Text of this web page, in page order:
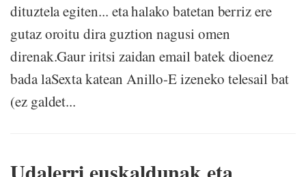
dituztela egiten... eta halako batetan berriz ere
gutaz oroitu dira guztion nagusi omen
direnak.Gaur iritsi zaidan email batek dioenez
bada laSexta katean Anillo-E izeneko telesail bat
(ez galdet...